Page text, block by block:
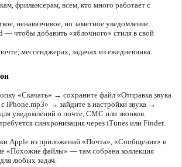
фрилансерам, всем, кто много работает с
ненавязчивое, но заметное уведомление.
чтобы добавить «яблочного» стиля в свой
мессенджерах, задачах из ежедневника.
«Скачать» → сохраните файл «Отправка звука
iPhone.mp3» → зайдите в настройки звука →
уведомлений о почте, СМС или звонков.
синхронизация через iTunes или Finder.
Apple из приложений «Почта», «Сообщения» и
«Похожие файлы» — там собрана коллекция
любых задач.